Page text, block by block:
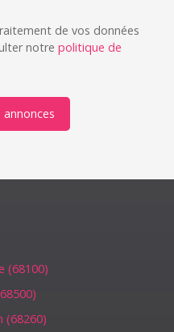
de vos données
notre politique de
annonces
(68100)
(68260)